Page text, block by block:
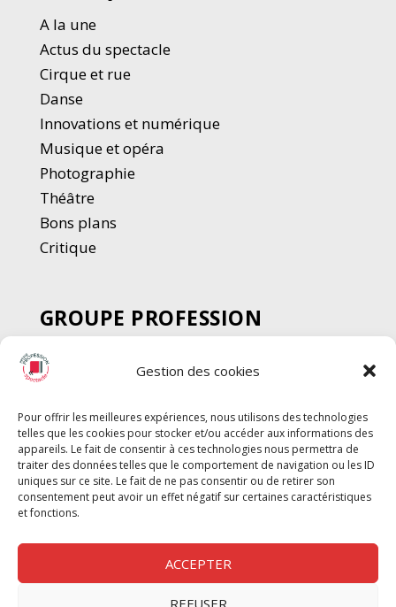
Gestion des cookies
Pour offrir les meilleures expériences, nous utilisons des technologies
telles que les cookies pour stocker et/ou accéder aux informations des
appareils. Le fait de consentir à ces technologies nous permettra de
traiter des données telles que le comportement de navigation ou les ID
uniques sur ce site. Le fait de ne pas consentir ou de retirer son
consentement peut avoir un effet négatif sur certaines caractéristiques
et fonctions.
ACCEPTER
REFUSER
A la une
Actus du spectacle
Cirque et rue
Danse
Innovations et numérique
Musique et opéra
Photographie
Théâtre
Bons plans
Critique
GROUPE PROFESSION
SPECTACLE
Chèque Intermittents
Chèque Compta
Chèque Emploi Spectacle
G-Pods
Profession Audio-visuel